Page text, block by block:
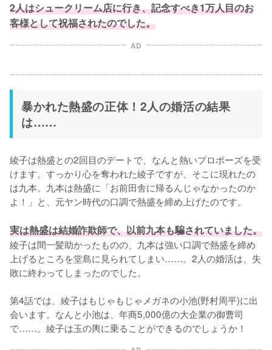
2人はシュークリーム店に行き、記念すべき1万人目のお
客様として祝福されたのでした。
AD
暴かれた熱盛の正体！2人の婚活の結果
は……
綾子は熱盛との2回目のデートで、なんと熱いプロポーズを受
けます。すっかり心を奪われた綾子ですが、そこに現れたの
は九本。九本は熱盛に「お前田舎に帰るんじゃなかったのか
よ！」と、元ヤン時代の口調で熱盛を締め上げたのです。
実は熱盛は結婚詐欺師で、以前九本も騙されていました。
綾子は間一髪助かったものの、九本は強い口調で熱盛を締め
上げるところを堂島に見られてしまい……。2人の婚活は、失
敗に終わってしまったのでした。
第4話では、綾子はもじゃもじゃメガネの小池(野村周平)に出
会います。なんと小池は、年商5,000億の大企業の御曹司
で……。綾子は玉の輿に乗ることができるのでしょうか！